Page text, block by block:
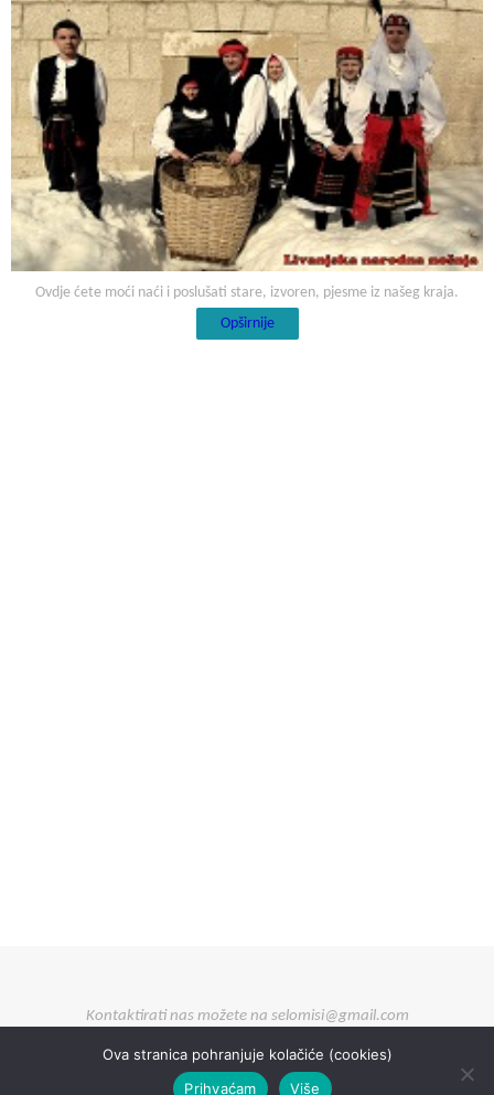
Ovdje ćete moći naći i poslušati stare, izvoren, pjesme iz našeg kraja.
Opširnije
Kontaktirati nas možete na selomisi@gmail.com
Ova stranica pohranjuje kolačiće (cookies)
Prihvaćam
Više